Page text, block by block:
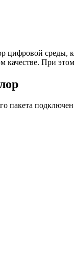
среды,
качестве. При
пакета